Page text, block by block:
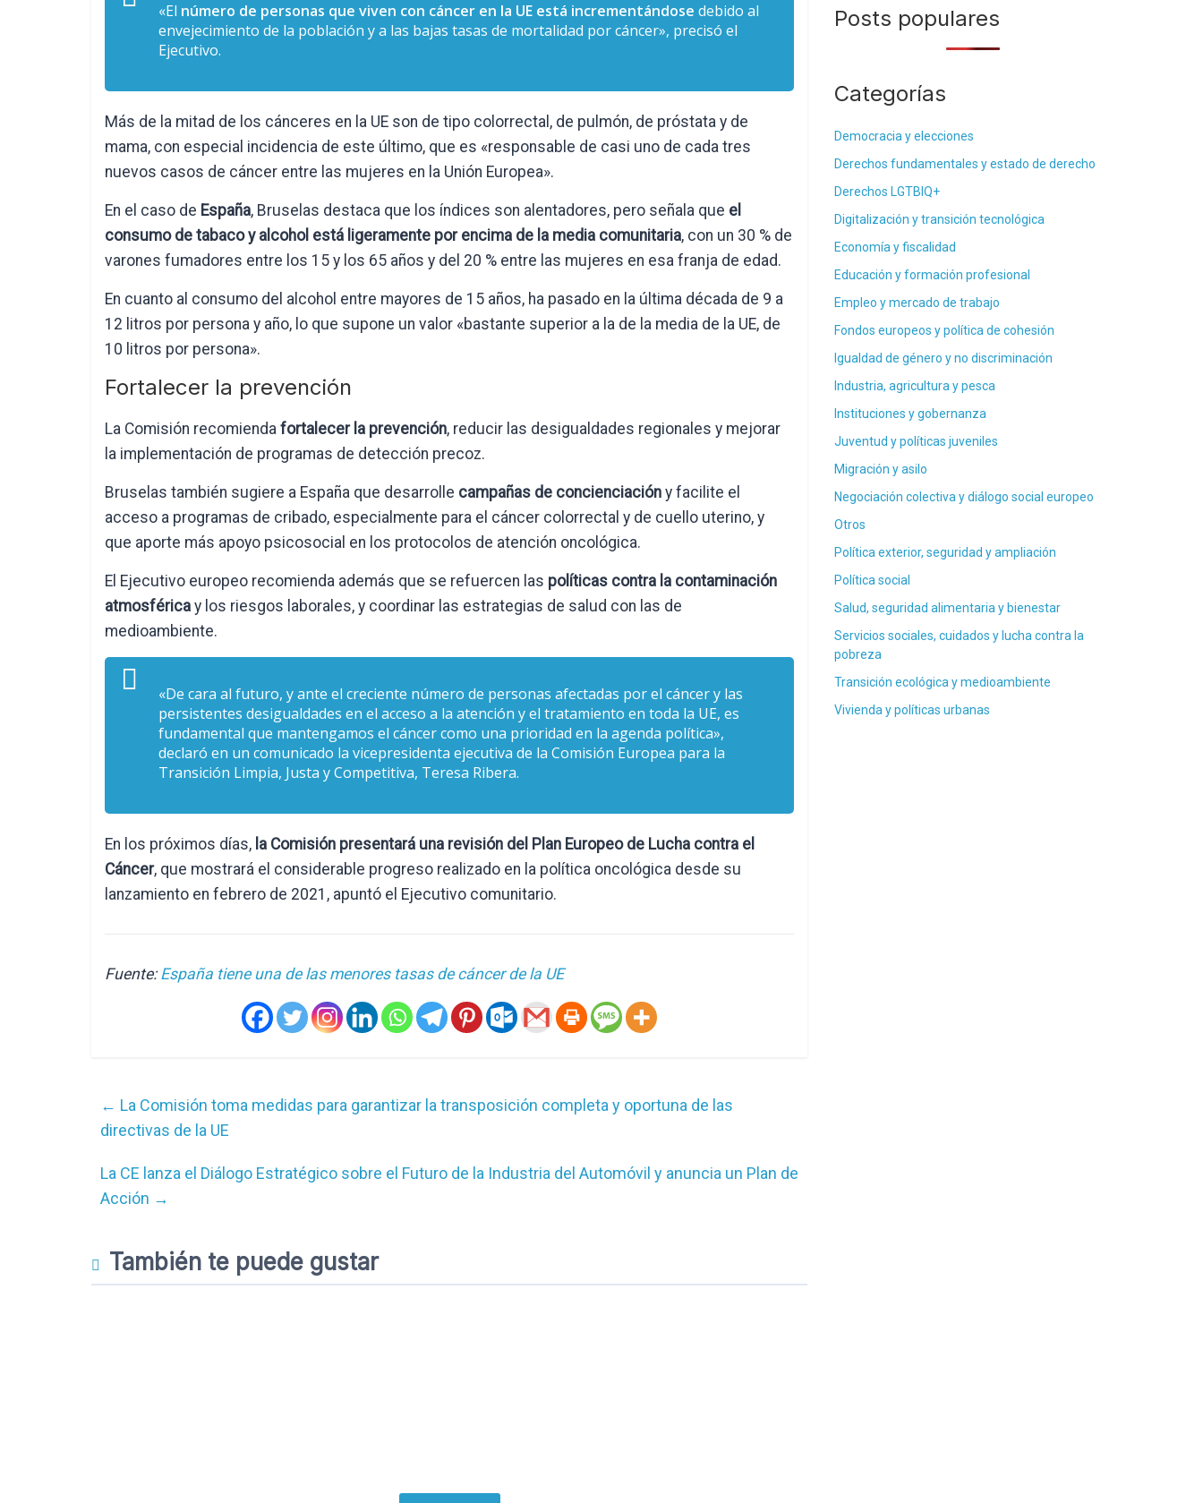
«El número de personas que viven con cáncer en la UE está incrementándose debido al
envejecimiento de la población y a las bajas tasas de mortalidad por cáncer», precisó el
Ejecutivo.
Más de la mitad de los cánceres en la UE son de tipo colorrectal, de pulmón, de próstata y de
mama, con especial incidencia de este último, que es «responsable de casi uno de cada tres
nuevos casos de cáncer entre las mujeres en la Unión Europea».
En el caso de España, Bruselas destaca que los índices son alentadores, pero señala que el
consumo de tabaco y alcohol está ligeramente por encima de la media comunitaria, con un 30 % de
varones fumadores entre los 15 y los 65 años y del 20 % entre las mujeres en esa franja de edad.
En cuanto al consumo del alcohol entre mayores de 15 años, ha pasado en la última década de 9 a
12 litros por persona y año, lo que supone un valor «bastante superior a la de la media de la UE, de
10 litros por persona».
Fortalecer la prevención
La Comisión recomienda fortalecer la prevención, reducir las desigualdades regionales y mejorar
la implementación de programas de detección precoz.
Bruselas también sugiere a España que desarrolle campañas de concienciación y facilite el
acceso a programas de cribado, especialmente para el cáncer colorrectal y de cuello uterino, y
que aporte más apoyo psicosocial en los protocolos de atención oncológica.
El Ejecutivo europeo recomienda además que se refuercen las políticas contra la contaminación
atmosférica y los riesgos laborales, y coordinar las estrategias de salud con las de
medioambiente.
«De cara al futuro, y ante el creciente número de personas afectadas por el cáncer y las
persistentes desigualdades en el acceso a la atención y el tratamiento en toda la UE, es
fundamental que mantengamos el cáncer como una prioridad en la agenda política»,
declaró en un comunicado la vicepresidenta ejecutiva de la Comisión Europea para la
Transición Limpia, Justa y Competitiva, Teresa Ribera.
En los próximos días, la Comisión presentará una revisión del Plan Europeo de Lucha contra el
Cáncer, que mostrará el considerable progreso realizado en la política oncológica desde su
lanzamiento en febrero de 2021, apuntó el Ejecutivo comunitario.
Fuente:España tiene una de las menores tasas de cáncer de la UE
← La Comisión toma medidas para garantizar la transposición completa y oportuna de las
directivas de la UE
La CE lanza el Diálogo Estratégico sobre el Futuro de la Industria del Automóvil y anuncia un Plan de
Acción →
También te puede gustar
Posts populares
Categorías
Democracia y elecciones
Derechos fundamentales y estado de derecho
Derechos LGTBIQ+
Digitalización y transición tecnológica
Economía y fiscalidad
Educación y formación profesional
Empleo y mercado de trabajo
Fondos europeos y política de cohesión
Igualdad de género y no discriminación
Industria, agricultura y pesca
Instituciones y gobernanza
Juventud y políticas juveniles
Migración y asilo
Negociación colectiva y diálogo social europeo
Otros
Política exterior, seguridad y ampliación
Política social
Salud, seguridad alimentaria y bienestar
Servicios sociales, cuidados y lucha contra la
pobreza
Transición ecológica y medioambiente
Vivienda y políticas urbanas